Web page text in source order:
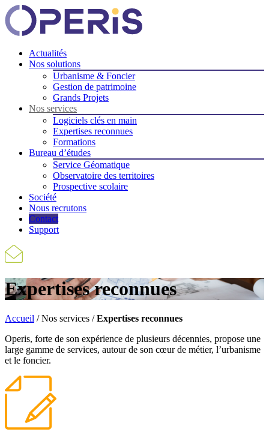
Actualités
Nos solutions
Urbanisme & Foncier
Gestion de patrimoine
Grands Projets
Nos services
Logiciels clés en main
Expertises reconnues
Formations
Bureau d’études
Service Géomatique
Observatoire des territoires
Prospective scolaire
Société
Nous recrutons
Contact
Support
Expertises reconnues
Accueil /Nos services / Expertises reconnues
Operis, forte de son expérience de plusieurs décennies, propose une
large gamme de services, autour de son cœur de métier, l’urbanisme
et le foncier.